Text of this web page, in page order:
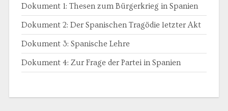
Dokument 1: Thesen zum Bürgerkrieg in Spanien
Dokument 2: Der Spanischen Tragödie letzter Akt
Dokument 3: Spanische Lehre
Dokument 4: Zur Frage der Partei in Spanien